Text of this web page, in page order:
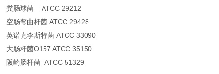
粪肠球菌 ATCC 29212
空肠弯曲杆菌 ATCC 29428
英诺克李斯特菌 ATCC 33090
大肠杆菌O157 ATCC 35150
阪崎肠杆菌 ATCC 51329